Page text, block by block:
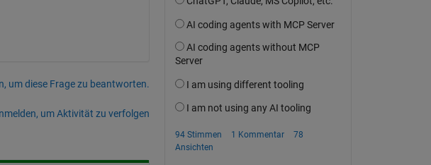
um diese Frage zu beantworten.
um Aktivität zu verfolgen